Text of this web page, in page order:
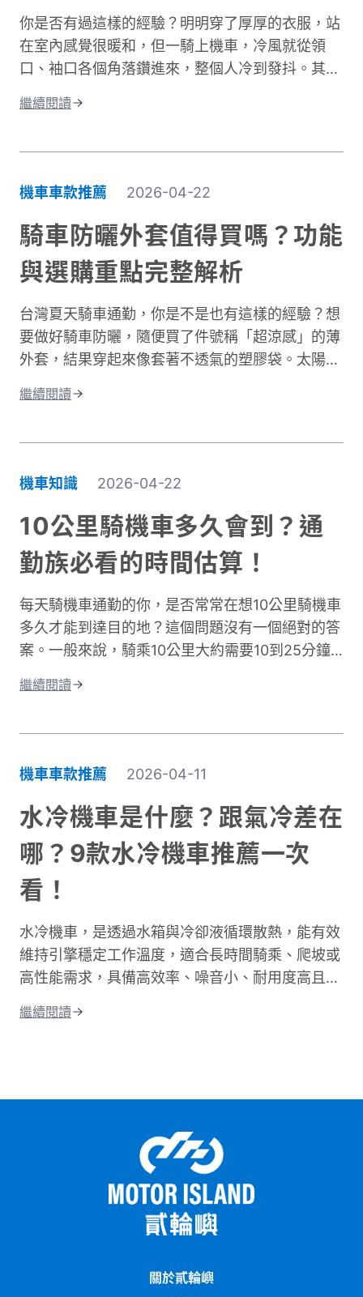
你是否有過這樣的經驗？明明穿了厚厚的衣服，站
在室內感覺很暖和，但一騎上機車，冷風就從領
口、袖口各個角落鑽進來，整個人冷到發抖。其實
護。台灣氣候的冬季雖然氣溫很少跌破0度，但
擊。當你在冬季騎車時，迎面而來的強風會快速破
壞人體周圍的隔熱空氣層。即使環境溫度有
10°C，在時速 50 公里的風壓下，體感溫度約降至
5 至 6°C 左右，溫降幅度接近一半。 更糟的是，
台灣冬季平均相對濕度經常高於75%。潮濕空氣傳
灌進衣服裡，身體必須消耗更多能量去加熱這些水
分子，騎車保暖變得格外困難。這就是為什麼一件
真正有效的防寒外套對機車族來說不只是選配，而
是冬季的必需品。接下來我們將深入分析如何挑選
繼續閱讀
機車車款推薦 2026-04-22
騎車防曬外套值得買嗎？功能
與選購重點完整解析
台灣夏天騎車通勤，你是不是也有這樣的經驗？想
要做好騎車防曬，隨便買了件號稱「超涼感」的薄
外套，結果穿起來像套著不透氣的塑膠袋。太陽確
境，許多騎士都遇過。一件真正好的騎車防曬外套
帶你了解如何挑選適合的防曬外套，讓你在烈日下
騎車依然保持舒適，不再當冤大頭。
繼續閱讀
機車知識 2026-04-22
10公里騎機車多久會到？通
勤族必看的時間估算！
每天騎機車通勤的你，是否常常在想10公里騎機車
多久才能到達目的地？這個問題沒有一個絕對的答
案。一般來說，騎乘10公里大約需要10到25分鐘
通勤時間的關鍵因素有很多。道路類型是其中之
量、個人騎乘習慣都會造成時間差異。這篇文章將
深入探討不同情況下的騎乘時間。我們會分析各種
道路類型所需的時間、說明影響通勤的主要因素。
同時也會分享實用的時間規劃技巧，讓你每天出門
前都能準確估算所需時間。不論你是新手騎士還是
資深通勤族，都能找到適合自己的參考資訊！
繼續閱讀
機車車款推薦 2026-04-11
水冷機車是什麼？跟氣冷差在
哪？9款水冷機車推薦一次
看！
水冷機車，是透過水箱與冷卻液循環散熱，能有效
維持引擎穩定工作溫度，適合長時間騎乘、爬坡或
高性能需求，具備高效率、噪音小、耐用度高且更
佳，能減少熱衰竭。這篇文章將從水冷引擎的運作
繼續閱讀
關於貳輪嶼